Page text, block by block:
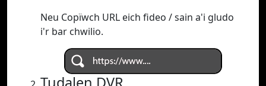
Neu Copïwch URL eich fideo / sain a'i gludo
i'r bar chwilio.